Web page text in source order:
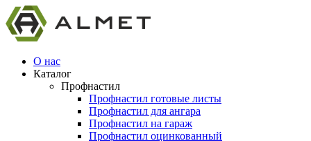
О нас
Каталог
Профнастил
Профнастил готовые листы
Профнастил для ангара
Профнастил на гараж
Профнастил оцинкованный